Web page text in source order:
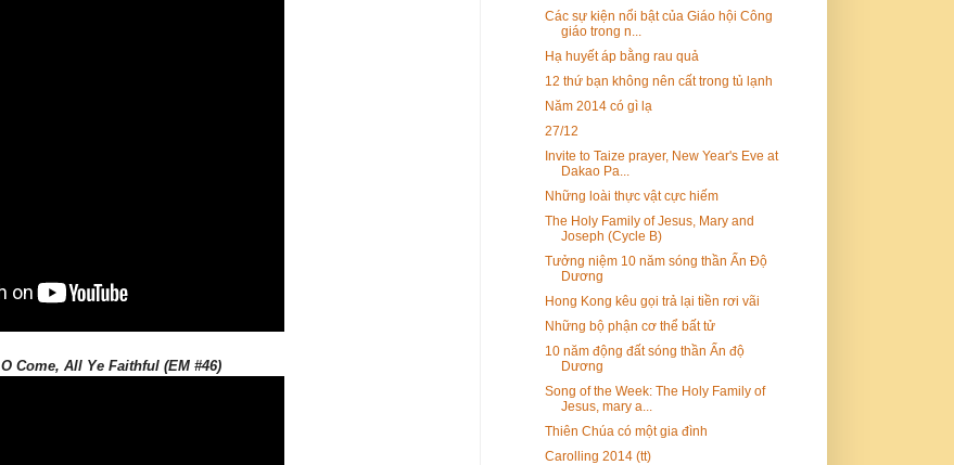
O Come, All Ye Faithful (EM #46)
Các sự kiện nổi bật của Giáo hội Công
giáo trong n...
Hạ huyết áp bằng rau quả
12 thứ bạn không nên cất trong tủ lạnh
Năm 2014 có gì lạ
27/12
Invite to Taize prayer, New Year's Eve at
Dakao Pa...
Những loài thực vật cực hiếm
The Holy Family of Jesus, Mary and
Joseph (Cycle B)
Tưởng niệm 10 năm sóng thần Ấn Độ
Dương
Hong Kong kêu gọi trả lại tiền rơi vãi
Những bộ phận cơ thể bất tử
10 năm động đất sóng thần Ấn độ
Dương
Song of the Week: The Holy Family of
Jesus, mary a...
Thiên Chúa có một gia đình
Carolling 2014 (tt)